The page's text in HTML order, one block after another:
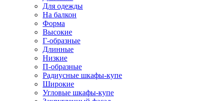
Для одежды
На балкон
Форма
Высокие
Г-образные
Длинные
Низкие
П-образные
Радиусные шкафы-купе
Широкие
Угловые шкафы-купе